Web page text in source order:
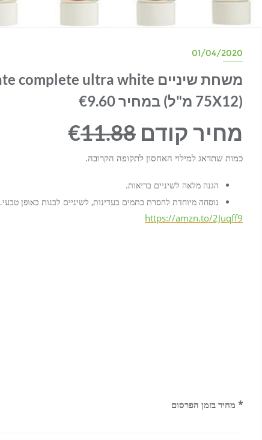
01/04/2020
(75X12 מ"ל) במחיר €9.60
מחיר קודם € 11.88
כמות שתדאג למילוי האחסון לתקופה הקרובה.
הגנה מלאה לשיניים בריאות.
נוסחה מיוחדת להסרת כתמים בעדינות, לשיניים לבנות באופן טבעי.
https://amzn.to/2Juqff9
* מחיר בזמן הפרסום